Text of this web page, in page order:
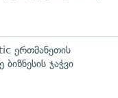
ერთმანეთის
ჯაჭვი